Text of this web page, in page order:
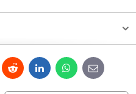
RedditLinkedInWhatsApp
E-
mail